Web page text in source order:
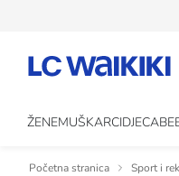
ŽENEMUŠKARCIDJECA
Početna stranica Sport i